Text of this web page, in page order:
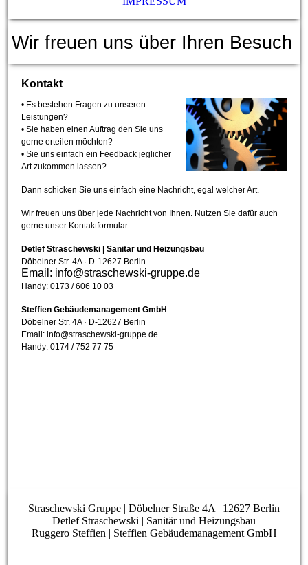
Wir freuen uns über Ihren Besuch
Kontakt
• Es bestehen Fragen zu unseren
Leistungen?
• Sie haben einen Auftrag den Sie uns
gerne erteilen möchten?
• Sie uns einfach ein Feedback jeglicher
Art zukommen lassen?
Dann schicken Sie uns einfach eine Nachricht, egal welcher Art.
Wir freuen uns über jede Nachricht von Ihnen. Nutzen Sie dafür auch
gerne unser Kontaktformular.
Detlef Straschewski | Sanitär und Heizungsbau
Döbelner Str. 4A · D-12627 Berlin
Email: info@straschewski-gruppe.de
Handy: 0173 / 606 10 03
Steffien Gebäudemanagement GmbH
Döbelner Str. 4A · D-12627 Berlin
Email: info@straschewski-gruppe.de
Handy: 0174 / 752 77 75
Straschewski Gruppe | Döbelner Straße 4A | 12627 Berlin
Detlef Straschewski | Sanitär und Heizungsbau
Ruggero Steffien | Steffien Gebäudemanagement GmbH